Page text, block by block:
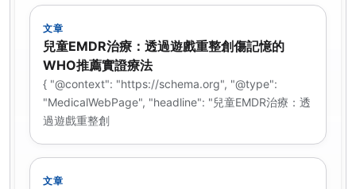
文章
兒童EMDR治療：透過遊戲重整創傷記憶的
WHO推薦實證療法
{ "@context": "https://schema.org", "@type":
"MedicalWebPage", "headline": "兒童EMDR治療：透
過遊戲重整創
文章